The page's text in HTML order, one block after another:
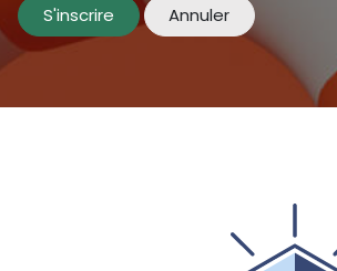
S'inscrire Annuler